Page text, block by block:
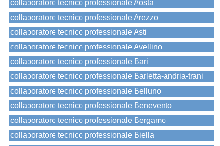
collaboratore tecnico professionale Aosta
collaboratore tecnico professionale Arezzo
collaboratore tecnico professionale Asti
collaboratore tecnico professionale Avellino
collaboratore tecnico professionale Bari
collaboratore tecnico professionale Barletta-andria-trani
collaboratore tecnico professionale Belluno
collaboratore tecnico professionale Benevento
collaboratore tecnico professionale Bergamo
collaboratore tecnico professionale Biella